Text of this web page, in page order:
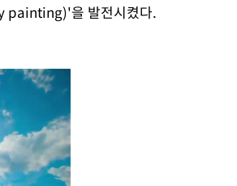
painting)'을 발전시켰다.